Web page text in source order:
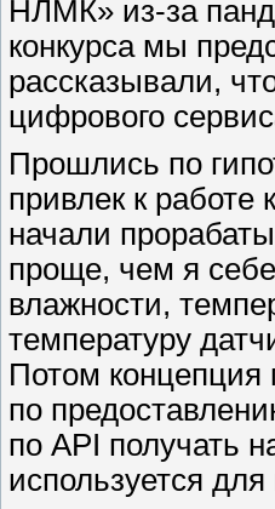
НЛМК» из-за
конкурса мы
рассказывали,
цифрового
Прошлись по
привлек к
начали
проще, чем я
влажности,
температуру
Потом концепция
по
по API получать
используется